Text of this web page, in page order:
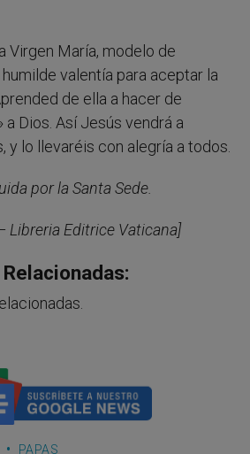
Virgen María, modelo de
valentía para aceptar la
de ella a hacer de
a Dios. Así Jesús vendrá a
y lo llevaréis con alegría a todos.
por la Santa Sede.
Libreria Editrice Vaticana]
PAPAS